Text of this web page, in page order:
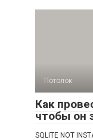
Потолок
Как
чтобы он
SQLITE NOT